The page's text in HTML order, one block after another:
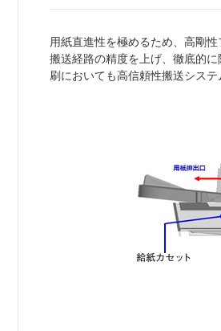
用紙直進性を極めるため、高剛性
搬送経路の精度を上げ、徹底的
刷においても高信頼性搬送システ